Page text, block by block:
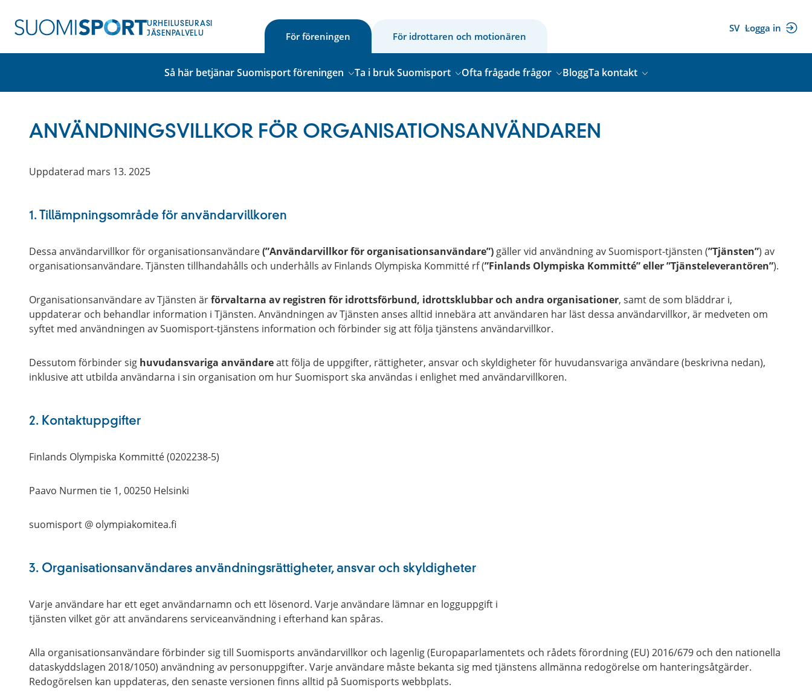
innehåll
URHEILUSEURASI
JÄSENPALVELU
SV Logga in
(extern
länk)
För föreningen För idrottaren och motionären
Så här betjänar Suomisport föreningen Ta i bruk Suomisport Ofta frågade frågor BloggTa kontakt
ANVÄNDNINGSVILLKOR FÖR ORGANISATIONSANVÄNDAREN
Uppdaterad mars 13. 2025
1. Tillämpningsområde för användarvillkoren
Dessa användarvillkor för organisationsanvändare(”Användarvillkor för organisationsanvändare”) gäller vid användning av Suomisport-tjänsten (”Tjänsten”) av
organisationsanvändare. Tjänsten tillhandahålls och underhålls av Finlands Olympiska Kommitté rf (”Finlands Olympiska Kommitté” eller ”Tjänsteleverantören”).
Organisationsanvändare av Tjänsten ärförvaltarna av registren för idrottsförbund, idrottsklubbar och andra organisationer, samt de som bläddrar i,
uppdaterar och behandlar information i Tjänsten. Användningen av Tjänsten anses alltid innebära att användaren har läst dessa användarvillkor, är medveten om
syftet med användningen av Suomisport-tjänstens information och förbinder sig att följa tjänstens användarvillkor.
Dessutom förbinder sig huvudansvariga användareatt följa de uppgifter, rättigheter, ansvar och skyldigheter för huvudansvariga användare (beskrivna nedan),
inklusive att utbilda användarna i sin organisation om hur Suomisport ska användas i enlighet med användarvillkoren.
2. Kontaktuppgifter
Finlands Olympiska Kommitté (0202238-5)
Paavo Nurmen tie 1, 00250 Helsinki
suomisport @ olympiakomitea.fi
3. Organisationsanvändares användningsrättigheter, ansvar och skyldigheter
Varje användare har ett eget användarnamn och ett lösenord. Varje användare lämnar en logguppgift i
tjänsten vilket gör att användarens serviceanvändning i efterhand kan spåras.
Alla organisationsanvändare förbinder sig till Suomisports användarvillkor och lagenlig (Europaparlamentets och rådets förordning (EU) 2016/679 och den nationella
dataskyddslagen 2018/1050) användning av personuppgifter. Varje användare måste bekanta sig med tjänstens allmänna redogörelse om hanteringsåtgärder.
Redogörelsen kan uppdateras, den senaste versionen finns alltid på Suomisports webbplats.